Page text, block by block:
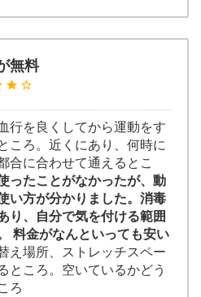
無料
行を良くしてから運動をす
ころ。近くにあり、何時に
合に合わせて通えるとこ
ったことがなかったが、動
い方が分かりました。消毒
り、自分で気を付ける範囲
料金がなんといっても安い
え場所、ストレッチスペー
ところ。空いているかどう
ろ